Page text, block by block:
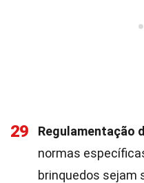
29 Regulamentação
normas
brinquedos sejam